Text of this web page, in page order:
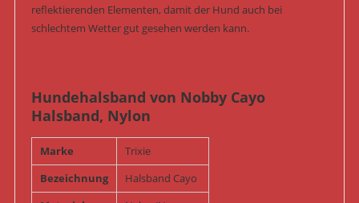
reflektierenden Elementen, damit der Hund auch bei
schlechtem Wetter gut gesehen werden kann.
Hundehalsband von Nobby Cayo
Halsband, Nylon
Marke
Trixie
Bezeichnung
Halsband Cayo